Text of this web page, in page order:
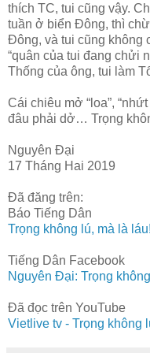
thích TC, tui cũng vậy.
tuần ở biển Đông, thì
Đông, và tui cũng không
“quân của tui đang chửi
Thống của ông, tui làm
Cái chiêu mở “loa”,
đâu phải dở… Trọng
Nguyên Đại
17 Tháng Hai 2019
Đã đăng trên:
Báo Tiếng Dân
Trọng không lú, mà là láu!
Tiếng Dân Facebook
Nguyên Đại: Trọng
Đã đọc trên YouTube
Vietlive tv - Trọng không